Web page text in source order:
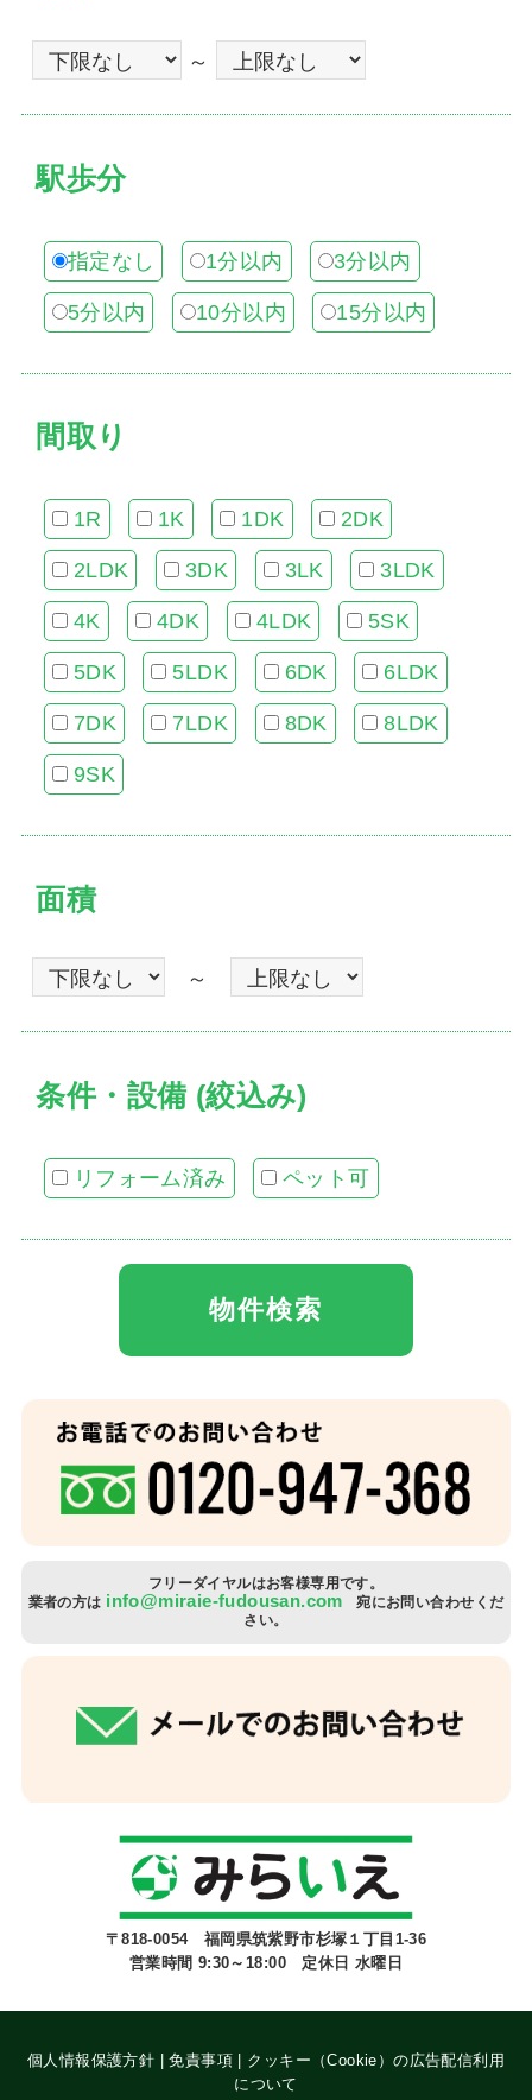
～
駅歩分
指定なし 1分以内 3分以内
5分以内 10分以内 15分以内
間取り
1R 1K 1DK 2DK
2LDK 3DK 3LK 3LDK
4K 4DK 4LDK 5SK
5DK 5LDK 6DK 6LDK
7DK 7LDK 8DK 8LDK
9SK
面積
～
条件・設備 (絞込み)
リフォーム済み ペット可
フリーダイヤルはお客様専用です。
業者の方は info@miraie-fudousan.com
宛にお問い合わせくだ
さい。
〒818-0054 福岡県筑紫野市杉塚１丁目1-36
営業時間 9:30～18:00 定休日 水曜日
個人情報保護方針 |免責事項
クッキー（Cookie）の広告配信利用
について